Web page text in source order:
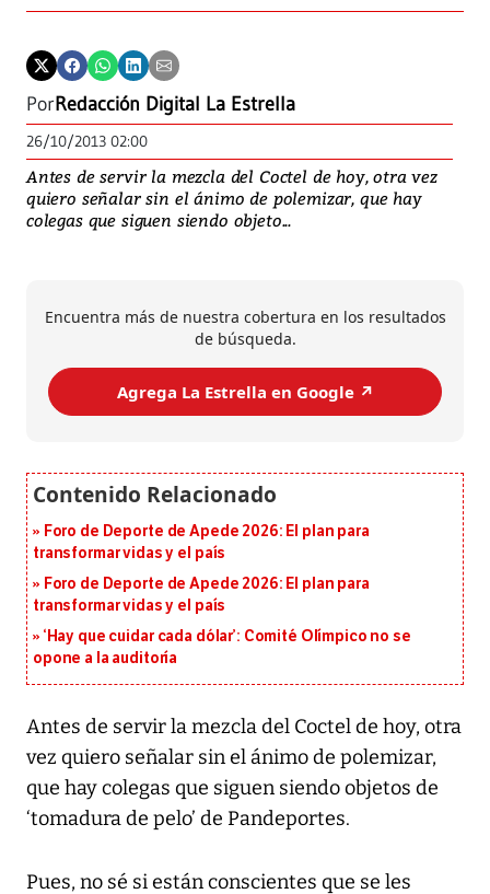
PorRedacción Digital La Estrella
26/10/2013 02:00
Antes de servir la mezcla del Coctel de hoy, otra vez
quiero señalar sin el ánimo de polemizar, que hay
colegas que siguen siendo objeto...
Encuentra más de nuestra cobertura en los resultados
de búsqueda.
Agrega La Estrella en Google ↗️
Foro de Deporte de Apede 2026: El plan para
transformar vidas y el país
Foro de Deporte de Apede 2026: El plan para
transformar vidas y el país
‘Hay que cuidar cada dólar’: Comité Olímpico no se
opone a la auditoría
Antes de servir la mezcla del Coctel de hoy, otra
vez quiero señalar sin el ánimo de polemizar,
que hay colegas que siguen siendo objetos de
‘tomadura de pelo’ de Pandeportes.
Pues, no sé si están conscientes que se les